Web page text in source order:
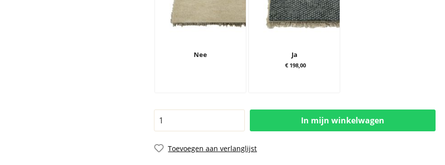
Nee Ja
€ 198,00
In mijn winkelwagen
Toevoegen aan verlanglijst